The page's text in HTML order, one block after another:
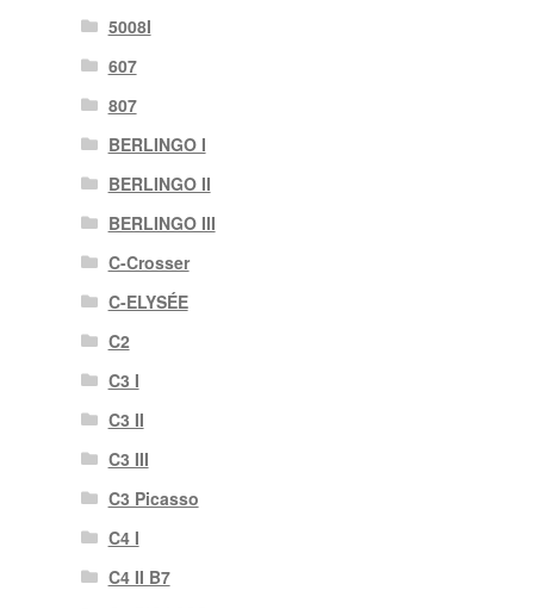
5008I
607
807
BERLINGO I
BERLINGO II
BERLINGO III
C-Crosser
C-ELYSÉE
C2
C3 I
C3 II
C3 III
C3 Picasso
C4 I
C4 II B7